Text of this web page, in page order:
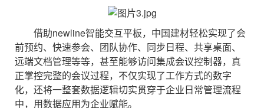
借助newline智能交互平板，中国建材轻松实现了会
前预约、快速参会、团队协作、同步日程、共享桌面、
远端文档管理等等，甚至能够访问集成会议控制器，真
正掌控完整的会议过程，不仅实现了工作方式的数字
化，还将一整套数据逻辑切实贯穿于企业日常管理流程
中，用数据应用为企业赋能。